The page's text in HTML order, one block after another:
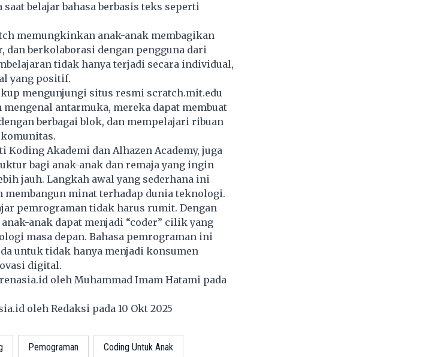
belajar bahasa berbasis teks seperti
memungkinkan anak-anak membagikan
dan berkolaborasi dengan pengguna dari
tidak hanya terjadi secara individual,
yang positif.
mengunjungi situs resmi scratch.mit.edu
antarmuka, mereka dapat membuat
berbagai blok, dan mempelajari ribuan
Koding Akademi dan Alhazen Academy, juga
bagi anak-anak dan remaja yang ingin
jauh. Langkah awal yang sederhana ini
minat terhadap dunia teknologi.
pemrograman tidak harus rumit. Dengan
anak dapat menjadi “coder” cilik yang
masa depan. Bahasa pemrograman ini
untuk tidak hanya menjadi konsumen
digital.
oleh Muhammad Imam Hatami pada
oleh Redaksi pada 10 Okt 2025
Pemograman Coding Untuk Anak